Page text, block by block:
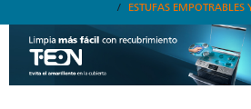
ESTUFAS EMPOTRABLES